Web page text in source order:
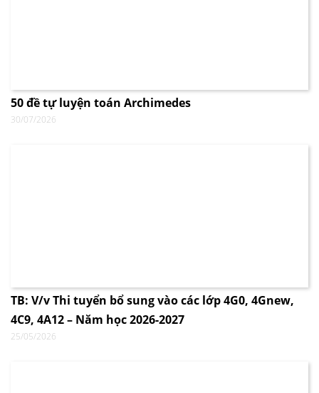
50 đề tự luyện toán Archimedes
30/07/2026
TB: V/v Thi tuyển bổ sung vào các lớp 4G0, 4Gnew,
4C9, 4A12 – Năm học 2026-2027
25/05/2026